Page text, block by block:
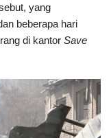
yang
beberapa hari
di kantor Save